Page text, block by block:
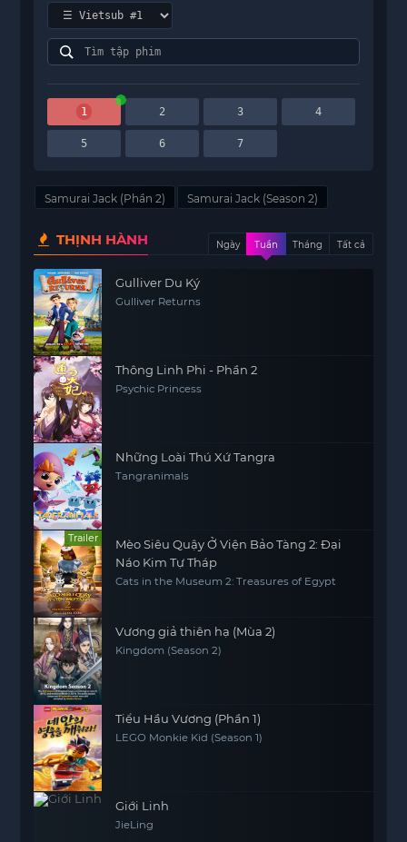
1 2 3 4
5 6 7
Samurai Jack (Phần 2) Samurai Jack (Season 2)
THỊNH HÀNH Ngày Tuần Tháng Tất cả
Gulliver Du Ký
Gulliver Returns
Thông Linh Phi - Phần 2
Psychic Princess
Những Loài Thú Xứ Tangra
Tangranimals
Trailer
Mèo Siêu Quậy Ở Viện Bảo Tàng 2: Đại
Náo Kim Tự Tháp
Cats in the Museum 2: Treasures of Egypt
Vương giả thiên hạ (Mùa 2)
Kingdom (Season 2)
Tiểu Hầu Vương (Phần 1)
LEGO Monkie Kid (Season 1)
Giới Linh
JieLing